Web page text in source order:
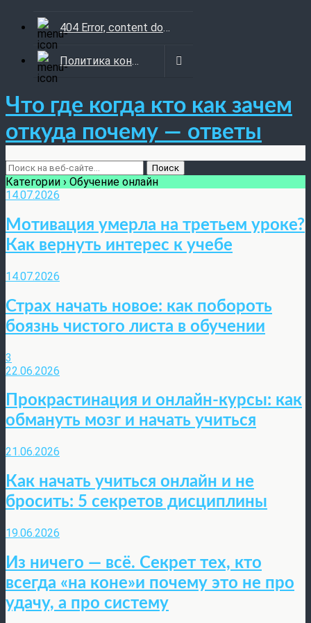
404 Error, content does not exist anymore
Политика конфиденциальности
Что где когда кто как зачем
откуда почему — ответы
Категории › Обучение онлайн
14.07.2026
Мотивация умерла на третьем уроке?
Как вернуть интерес к учебе
14.07.2026
Страх начать новое: как побороть
боязнь чистого листа в обучении
3
22.06.2026
Прокрастинация и онлайн-курсы: как
обмануть мозг и начать учиться
21.06.2026
Как начать учиться онлайн и не
бросить: 5 секретов дисциплины
19.06.2026
Из ничего — всё. Секрет тех, кто
всегда «на коне»и почему это не про
удачу, а про систему